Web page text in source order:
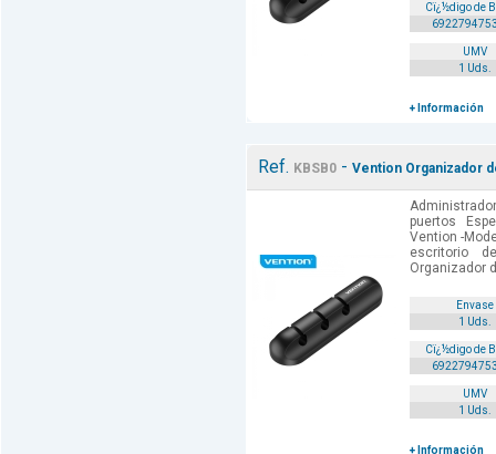
Cï¿½digo de
UMV
1 Uds.
+ Información
Ref. KBSB0 - Vention Organizador
puertos
Vention -
escritorio
Organizador
Envase
1 Uds.
Cï¿½digo de
UMV
1 Uds.
+ Información